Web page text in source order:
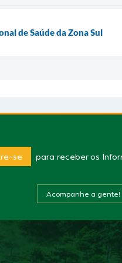
de Saúde da Zona Sul
se para receber os
Acompanhe a gente!